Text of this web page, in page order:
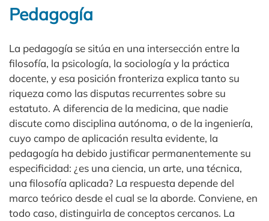
Pedagogía
La pedagogía se sitúa en una intersección entre la
filosofía, la psicología, la sociología y la práctica
docente, y esa posición fronteriza explica tanto su
riqueza como las disputas recurrentes sobre su
estatuto. A diferencia de la medicina, que nadie
discute como disciplina autónoma, o de la ingeniería,
cuyo campo de aplicación resulta evidente, la
pedagogía ha debido justificar permanentemente su
especificidad: ¿es una ciencia, un arte, una técnica,
una filosofía aplicada? La respuesta depende del
marco teórico desde el cual se la aborde. Conviene, en
todo caso, distinguirla de conceptos cercanos. La